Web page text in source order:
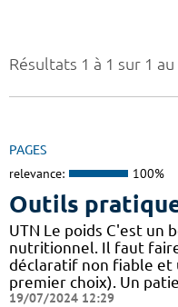
Résultats 1 à 1 sur 1
PAGES
relevance: 100%
Outils
UTN Le poids C'est un
nutritionnel. Il faut
déclaratif non fiable et
premier choix). Un
19/07/2024 12:29